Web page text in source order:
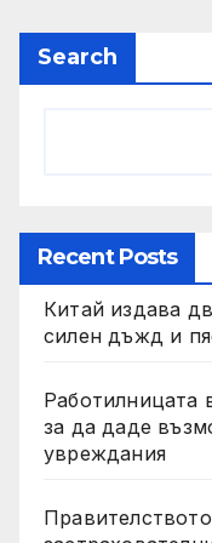
Search
Recent Posts
Китай издава
силен дъжд и
Работилницата
за да даде
увреждания